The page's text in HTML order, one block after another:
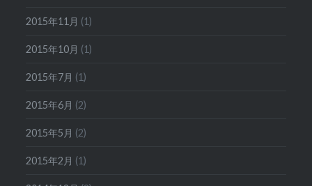
2015年11月 (1)
2015年10月 (1)
2015年7月 (1)
2015年6月 (2)
2015年5月 (2)
2015年2月 (1)